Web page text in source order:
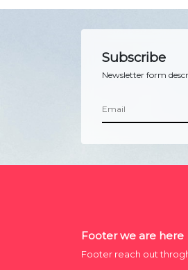
Subscribe
Newsletter form
Footer we are here
Footer reach out